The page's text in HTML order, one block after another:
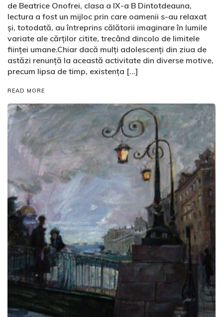
de Beatrice Onofrei, clasa a IX-a B Dintotdeauna,
lectura a fost un mijloc prin care oamenii s-au relaxat
și, totodată, au întreprins călătorii imaginare în lumile
variate ale cărților citite, trecând dincolo de limitele
ființei umane.Chiar dacă mulți adolescenți din ziua de
astăzi renunță la această activitate din diverse motive,
precum lipsa de timp, existența […]
READ MORE